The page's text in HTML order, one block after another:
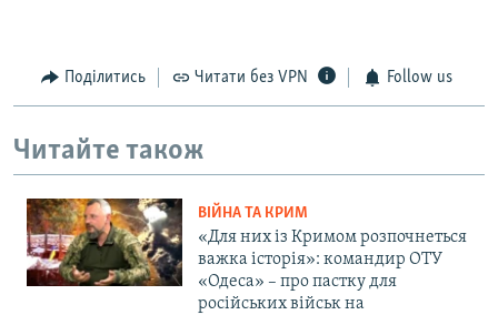
Поділитись Читати без VPN Follow us
Читайте також
ВІЙНА ТА КРИМ
«Для них із Кримом розпочнеться
важка історія»: командир ОТУ
«Одеса» – про пастку для
російських військ на